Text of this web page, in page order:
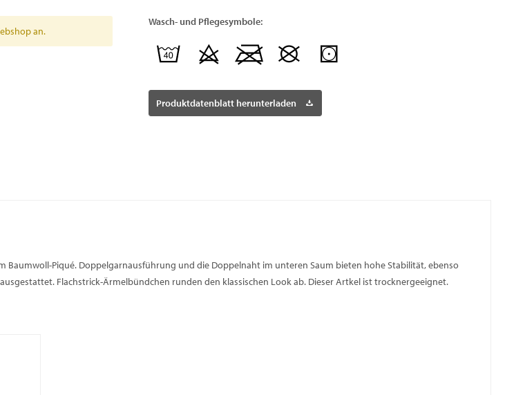
an.
Wasch- und Pflegesymbole:
Produktdatenblatt herunterladen
Piqué. Doppelgarnausführung und die Doppelnaht im unteren Saum bieten hohe Stabilität, ebenso
Flachstrick-Ärmelbündchen runden den klassischen Look ab. Dieser Artkel ist trocknergeeignet.